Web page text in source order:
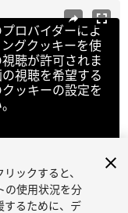
ロバイダーによ
グクッキーを使
聴が許可されま
視聴を希望する
ッキーの設定を
ックすると、
の使用状況を分
するために、デ